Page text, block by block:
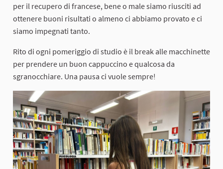
per il recupero di francese, bene o male siamo riusciti ad
ottenere buoni risultati o almeno ci abbiamo provato e ci
siamo impegnati tanto.
Rito di ogni pomeriggio di studio è il break alle macchinette
per prendere un buon cappuccino e qualcosa da
sgranocchiare. Una pausa ci vuole sempre!